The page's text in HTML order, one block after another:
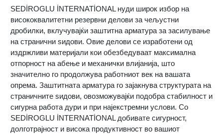
SEDİROGLU İNTERNATİONAL нуди широк избор на
висококвалитетни резервни делови за чељустни
дробилки, вклучувајќи заштитна арматура за засилување
на странични ѕидови. Овие делови се изработени од
издржливи материјали кои обезбедуваат максимална
отпорност на абење и механички влијанија, што
значително го продолжува работниот век на вашата
опрема. Заштитната арматура го зајакнува структурата на
страничните ѕидови, овозможувајќи подобра стабилност и
сигурна работа дури и при најекстремни услови. Со
SEDİROGLU İNTERNATİONAL добивате сигурност,
долготрајност и висока продуктивност во вашиот